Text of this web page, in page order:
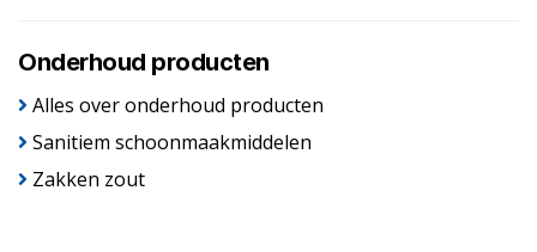
Onderhoud producten
Alles over onderhoud producten
Sanitiem schoonmaakmiddelen
Zakken zout